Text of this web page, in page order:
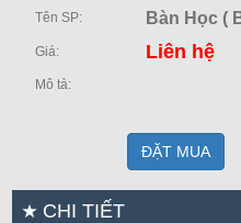
Tên SP: Bàn Học (
Giá: Liên hệ
Mô tả:
ĐẶT MUA
CHI TIẾT